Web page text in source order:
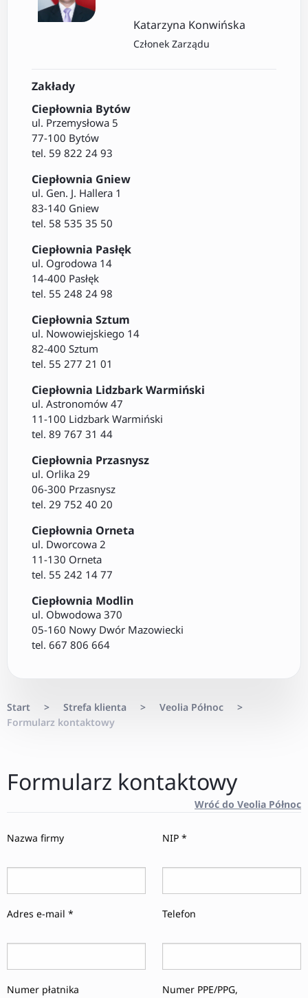
Katarzyna Konwińska
Członek Zarządu
Zakłady
Ciepłownia Bytów
ul. Przemysłowa 5
77-100 Bytów
tel. 59 822 24 93
Ciepłownia Gniew
ul. Gen. J. Hallera 1
83-140 Gniew
tel. 58 535 35 50
Ciepłownia Pasłęk
ul. Ogrodowa 14
14-400 Pasłęk
tel. 55 248 24 98
Ciepłownia Sztum
ul. Nowowiejskiego 14
82-400 Sztum
tel. 55 277 21 01
Ciepłownia Lidzbark Warmiński
ul. Astronomów 47
11-100 Lidzbark Warmiński
tel. 89 767 31 44
Ciepłownia Przasnysz
ul. Orlika 29
06-300 Przasnysz
tel. 29 752 40 20
Ciepłownia Orneta
ul. Dworcowa 2
11-130 Orneta
tel. 55 242 14 77
Ciepłownia Modlin
ul. Obwodowa 370
05-160 Nowy Dwór Mazowiecki
tel. 667 806 664
Start > Strefa klienta > Veolia Północ
>
Formularz kontaktowy
Formularz kontaktowy
Wróć do Veolia Północ
Nazwa firmy NIP *
Adres e-mail * Telefon
Numer płatnika
Numer PPE/PPG,